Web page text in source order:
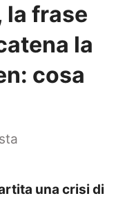
la frase
la
cosa
una crisi di